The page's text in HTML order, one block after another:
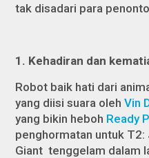
tak disadari para
1. Kehadiran dan
Robot baik hati dari
yang diisi suara olehVin
yang bikin heboh Ready
penghormatan untuk T2:
Giant tenggelam dalam